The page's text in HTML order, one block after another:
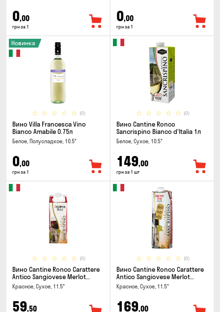
0,00
грн за 1
0,00
грн за 1
(0)
Новинка
Вино Villa Francesca Vino
Bianco Amabile 0.75л
Белое, Полусладкое, 10.5°
0,00
грн за 1
(0)
Вино Cantine Ronco
Sancrispino Bianco d'Italia 1л
Белое, Сухое, 10.5°
149,00
грн за 1 шт
(0)
Вино Cantine Ronco Carattere
Antico Sangiovese Merlot
Rubicone IGT 0.25л
Красное, Сухое, 11.5°
59,50
(0)
Вино Cantine Ronco Carattere
Antico Sangiovese Merlot
Rubicone IGT 1л
Красное, Сухое, 11.5°
169,00